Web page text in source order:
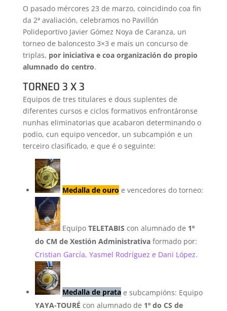
O pasado mércores 23 de marzo, coincidindo coa fin
da 2ª avaliación, celebramos no Pavillón
Polideportivo Javier Gómez Noya de Caranza, un
torneo de baloncesto 3×3 e mais un concurso de
triplas, por iniciativa e coa organización do propio
alumnado do centro.
TORNEO 3 X 3
Equipos de tres titulares e dous suplentes de
diferentes cursos e ciclos formativos enfrontáronse
nunhas eliminatorias que acabaron determinando o
podio, cun equipo vencedor, un subcampión e un
terceiro clasificado, e que é o seguinte:
Medalla de ouro e vencedores do torneo:
Equipo TELETABIS con alumnado de 1º
do CM de Xestión Administrativaformado por:
Cristian García, Yasmel Rodríguez e Dani López.
Medalla de pratae subcampións: Equipo
YAYA-TOURÉ con alumnado de 1º do CS de